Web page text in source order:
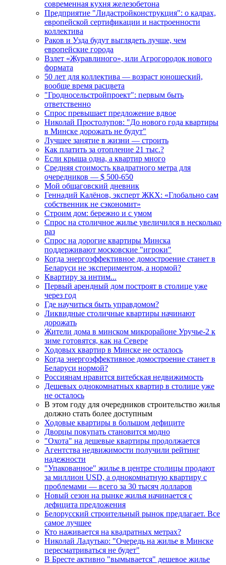
современная кухня железобетона
Предприятие "Лидастройконструкция": о кадрах,
европейской сертификации и настроенности
коллектива
Раков и Узда будут выглядеть лучше, чем
европейские города
Взлет «Журавлиного», или Агрогородок нового
формата
50 лет для коллектива — возраст юношеский,
вообще время расцвета
"Гродносельстройпроект": первым быть
ответственно
Спрос превышает предложение вдвое
Николай Простолупов: "До нового года квартиры
в Минске дорожать не будут"
Лучшее занятие в жизни — строить
Как платить за отопление 21 тыс.?
Если крыша одна, а квартир много
Средняя стоимость квадратного метра для
очередников — $ 500-650
Мой общаговский дневник
Геннадий Калёнов, эксперт ЖКХ: «Глобально сам
собственник не сэкономит»
Строим дом: бережно и с умом
Спрос на столичное жилье увеличился в несколько
раз
Спрос на дорогие квартиры Минска
поддерживают московские "игроки"
Когда энергоэффективное домостроение станет в
Беларуси не экспериментом, а нормой?
Квартиру за интим...
Первый арендный дом построят в столице уже
через год
Где научиться быть управдомом?
Ликвидные столичные квартиры начинают
дорожать
Жители дома в минском микрорайоне Уручье-2 к
зиме готовятся, как на Севере
Ходовых квартир в Минске не осталось
Когда энергоэффективное домостроение станет в
Беларуси нормой?
Россиянам нравится витебская недвижимость
Дешевых однокомнатных квартир в столице уже
не осталось
В этом году для очередников строительство жилья
должно стать более доступным
Ходовые квартиры в большом дефиците
Дворцы покупать становится модно
"Охота" на дешевые квартиры продолжается
Агентства недвижимости получили рейтинг
надежности
"Упакованное" жилье в центре столицы продают
за миллион USD, а однокомнатную квартиру с
проблемами — всего за 30 тысяч долларов
Новый сезон на рынке жилья начинается с
дефицита предложения
Белорусский строительный рынок предлагает. Все
самое лучшее
Кто наживается на квадратных метрах?
Николай Ладутько: "Очередь на жилье в Минске
пересматриваться не будет"
В Бресте активно "вымывается" дешевое жилье